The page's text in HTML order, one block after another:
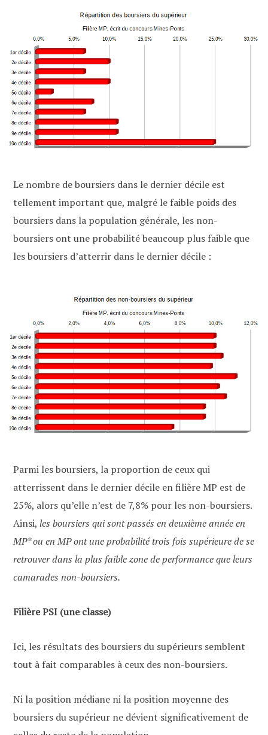
Le nombre de boursiers dans le dernier décile est
tellement important que, malgré le faible poids des
boursiers dans la population générale, les non-
boursiers ont une probabilité beaucoup plus faible que
les boursiers d’atterrir dans le dernier décile :
Parmi les boursiers, la proportion de ceux qui
atterrissent dans le dernier décile en filière MP est de
25%, alors qu’elle n’est de 7,8% pour les non-boursiers.
Ainsi, les boursiers qui sont passés en deuxième année en
MP* ou en MPont une probabilité trois fois supérieure de se
retrouver dans la plus faible zone de performanceque leurs
camarades non-boursiers.
Filière PSI (une classe)
Ici, les résultats des boursiers du supérieurs semblent
tout à fait comparables à ceux des non-boursiers.
Ni la position médiane ni la position moyenne des
boursiers du supérieur ne dévient significativement de